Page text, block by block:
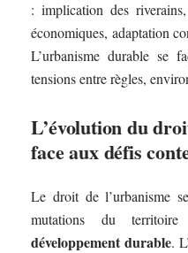
: implication des
économiques, adaptation
L’urbanisme durable se
tensions entre règles,
L’évolution du
face aux défis
Le droit de l’urbanisme
mutations du
développement durable.